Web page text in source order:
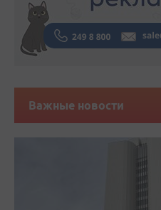
Важные новости